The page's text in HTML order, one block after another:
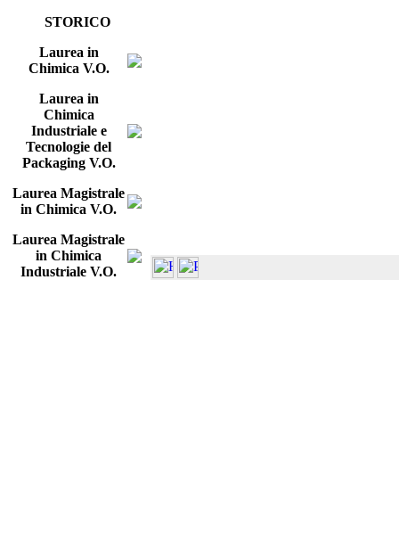
STORICO
Laurea in
Chimica V.O.
Laurea in
Chimica
Industriale e
Tecnologie del
Packaging V.O.
Laurea Magistrale
in Chimica V.O.
Laurea Magistrale
in Chimica
Industriale V.O.